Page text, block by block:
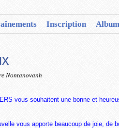
Inscription
Nontanovanh
vous souhaitent une bonne et
vous apporte beaucoup de joie, de